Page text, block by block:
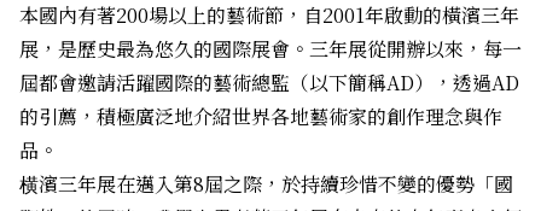
本國內有著200場以上的藝術節，自2001年啟動的橫濱三年
展，是歷史最為悠久的國際展會。三年展從開辦以來，每一
屆都會邀請活躍國際的藝術總監（以下簡稱AD），透過AD
的引薦，積極廣泛地介紹世界各地藝術家的創作理念與作
品。
横濱三年展在邁入第8屆之際，於持續珍惜不變的優勢「國